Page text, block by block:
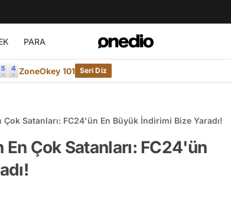
PARA
ZoneOkey 101 Seri Diz
Çok Satanları: FC24'ün En Büyük İndirimi Bize Yaradı!
Çok Satanları: FC24'ün